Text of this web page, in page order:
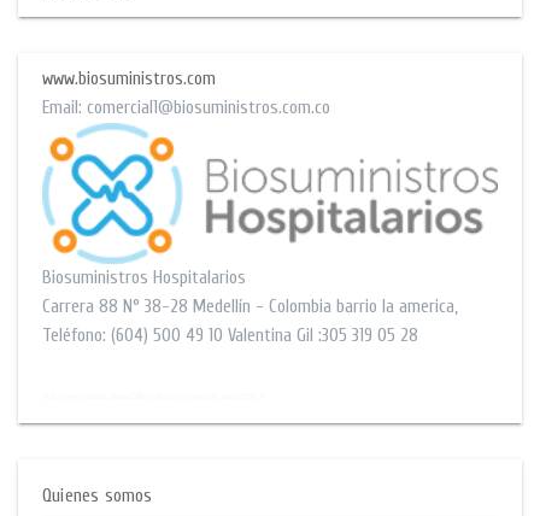
www.biosuministros.com
Email: comercial1@biosuministros.com.co
Biosuministros Hospitalarios
Carrera 88 N° 38-28 Medellín - Colombia barrio la america,
Teléfono: (604) 500 49 10 Valentina Gil :305 319 05 28
Quienes somos